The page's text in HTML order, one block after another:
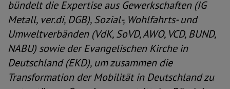
bündelt die Expertise aus Gewerkschaften (IG
Metall, ver.di, DGB), Sozial-, Wohlfahrts- und
Umweltverbänden (VdK, SoVD, AWO, VCD, BUND,
NABU) sowie der Evangelischen Kirche in
Deutschland (EKD), um zusammen die
Transformation der Mobilität in Deutschland zu